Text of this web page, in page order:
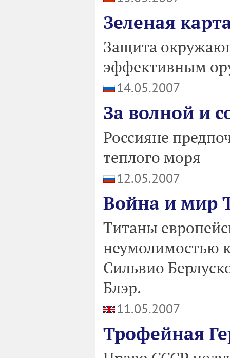
Зеленая
Защита
эффективным
14.05.2007
За волной и
Россияне
теплого моря
12.05.2007
Война и мир
Титаны
неумолимостью
Сильвио
Блэр.
11.05.2007
Трофейная